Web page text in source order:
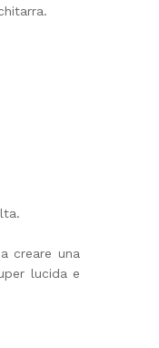
creare una
lucida e